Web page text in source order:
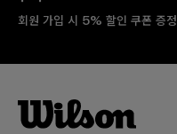
회원 가입 시 5% 할인 쿠폰 증정